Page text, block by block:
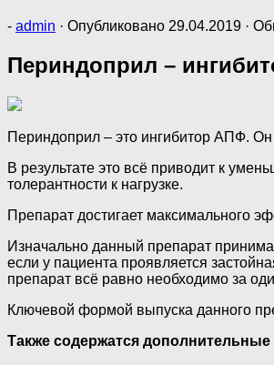
- admin · Опубликовано 29.04.2019 ·
Периндоприл –
Периндоприл – это ингибитор АПФ. Он
В результате это всё приводит к
толерантности к нагрузке.
Препарат достигает максимального
Изначально данный препарат
если у пациента проявляется
препарат всё равно необходимо за
Ключевой формой выпуска данного
Также содержатся